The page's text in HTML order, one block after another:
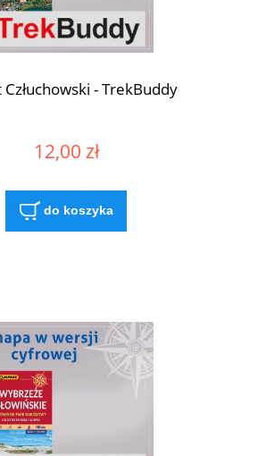
Człuchowski - TrekBuddy
12,00 zł
do koszyka